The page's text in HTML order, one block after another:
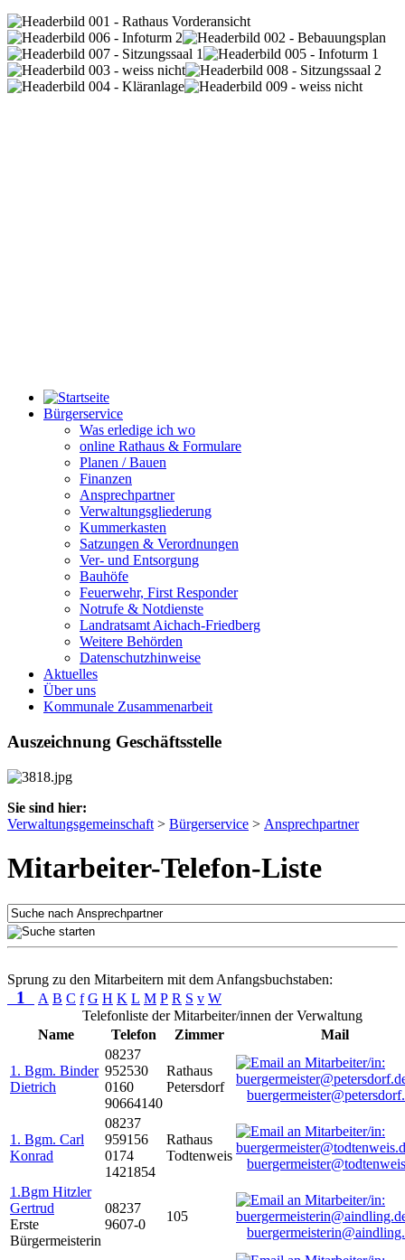
Bürgerservice
Was erledige ich wo
online Rathaus & Formulare
Planen / Bauen
Finanzen
Ansprechpartner
Verwaltungsgliederung
Kummerkasten
Satzungen & Verordnungen
Ver- und Entsorgung
Bauhöfe
Feuerwehr, First Responder
Notrufe & Notdienste
Landratsamt Aichach-Friedberg
Weitere Behörden
Datenschutzhinweise
Aktuelles
Über uns
Kommunale Zusammenarbeit
Auszeichnung Geschäftsstelle
Sie sind hier:
Verwaltungsgemeinschaft > Bürgerservice > Ansprechpartner
Mitarbeiter-Telefon-Liste
Sprung zu den Mitarbeitern mit dem Anfangsbuchstaben:
1 A B C f G H K L M P R S v W
Telefonliste der Mitarbeiter/innen der Verwaltung
Name
Telefon Zimmer Mail
1. Bgm. Binder
Dietrich
08237
952530
0160
90664140
Rathaus
Petersdorf
1. Bgm. Carl
Konrad
08237
959156
0174
1421854
Rathaus
Todtenweis
1.Bgm Hitzler
Gertrud
Erste
Bürgermeisterin
08237
9607-0
105